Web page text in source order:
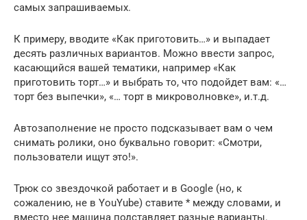
самых запрашиваемых.
К примеру, вводите «Как приготовить…» и выпадает
десять различных вариантов. Можно ввести запрос,
касающийся вашей тематики, например «Как
приготовить торт…» и выбрать то, что подойдет вам: «…
торт без выпечки», «… торт в микроволновке», и.т.д.
Автозаполнение не просто подсказывает вам о чем
снимать ролики, оно буквально говорит: «Смотри,
пользователи ищут это!».
Трюк со звездочкой работает и в Google (но, к
сожалению, не в YouYube) ставите * между словами, и
вместо нее машина подставляет разные варианты.